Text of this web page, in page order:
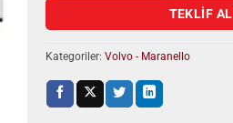
TEKLİF AL
Kategoriler: Volvo - Maranello